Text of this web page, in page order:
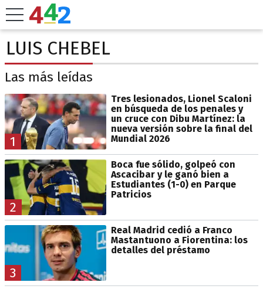
LUIS CHEBEL
Las más leídas
1
Tres lesionados, Lionel Scaloni
en búsqueda de los penales y
un cruce con Dibu Martínez: la
nueva versión sobre la final del
Mundial 2026
2
Boca fue sólido, golpeó con
Ascacibar y le ganó bien a
Estudiantes (1-0) en Parque
Patricios
3
Real Madrid cedió a Franco
Mastantuono a Fiorentina: los
detalles del préstamo